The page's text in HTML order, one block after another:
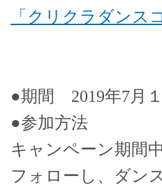
「クリクラダンス
●期間 2019年7月
●参加方法
キャンペーン期間
フォローし、ダン